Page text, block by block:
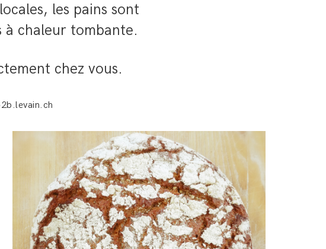
les pains sont
à chaleur tombante.
chez vous.